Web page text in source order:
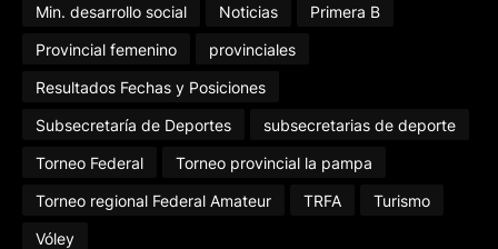
Min. desarrollo social
Noticias
Primera B
Provincial femenino
provinciales
Resultados Fechas y Posiciones
Subsecretaría de Deportes
subsecretarias de deporte
Torneo Federal
Torneo provincial la pampa
Torneo regional Federal Amateur
TRFA
Turismo
Vóley